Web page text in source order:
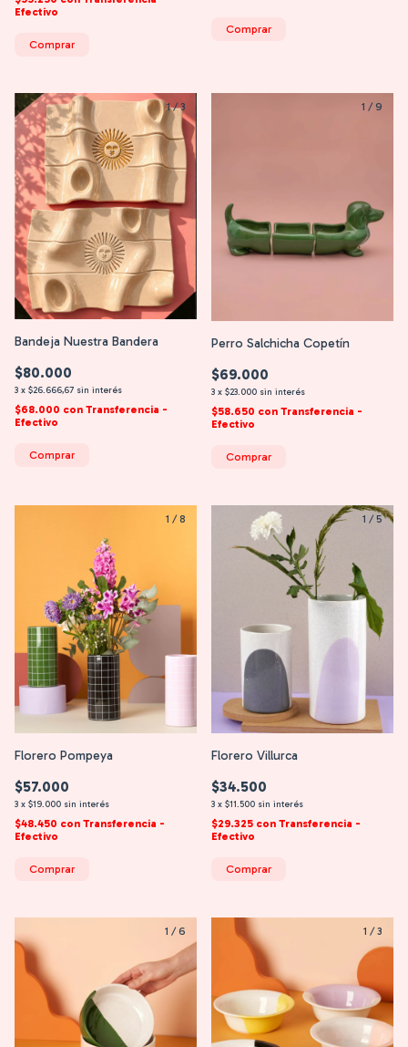
Efectivo
Comprar
Comprar
1/3
Bandeja Nuestra Bandera
$80.000
3 x $26.666,67 sin interés
$68.000 con Transferencia -
Efectivo
Comprar
1 / 9
Perro Salchicha Copetín
$69.000
3 x $23.000 sin interés
$58.650 con Transferencia -
Efectivo
Comprar
1 /8
Florero Pompeya
$57.000
3 x $19.000 sin interés
$48.450 con Transferencia -
Efectivo
Comprar
1 / 5
Florero Villurca
$34.500
3 x $11.500 sin interés
$29.325 con Transferencia -
Efectivo
Comprar
1 /6 1 /3